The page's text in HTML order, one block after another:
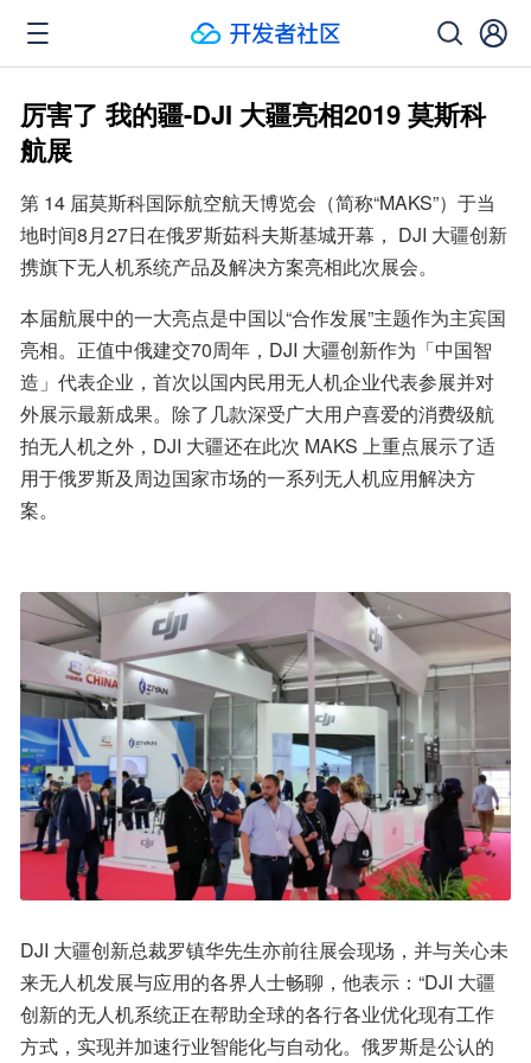
厉害了 我的疆-DJI 大疆亮相2019 莫斯科
航展
第 14 届莫斯科国际航空航天博览会（简称“MAKS”）于当
地时间8月27日在俄罗斯茹科夫斯基城开幕， DJI 大疆创新
携旗下无人机系统产品及解决方案亮相此次展会。
本届航展中的一大亮点是中国以“合作发展”主题作为主宾国
亮相。正值中俄建交70周年，DJI 大疆创新作为「中国智
造」代表企业，首次以国内民用无人机企业代表参展并对
外展示最新成果。除了几款深受广大用户喜爱的消费级航
拍无人机之外，DJI 大疆还在此次 MAKS 上重点展示了适
用于俄罗斯及周边国家市场的一系列无人机应用解决方
案。
DJI 大疆创新总裁罗镇华先生亦前往展会现场，并与关心未
来无人机发展与应用的各界人士畅聊，他表示：“DJI 大疆
创新的无人机系统正在帮助全球的各行各业优化现有工作
方式，实现并加速行业智能化与自动化。俄罗斯是公认的